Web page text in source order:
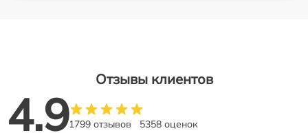
Отзывы клиентов
4.91799 отзывов 5358 оценок